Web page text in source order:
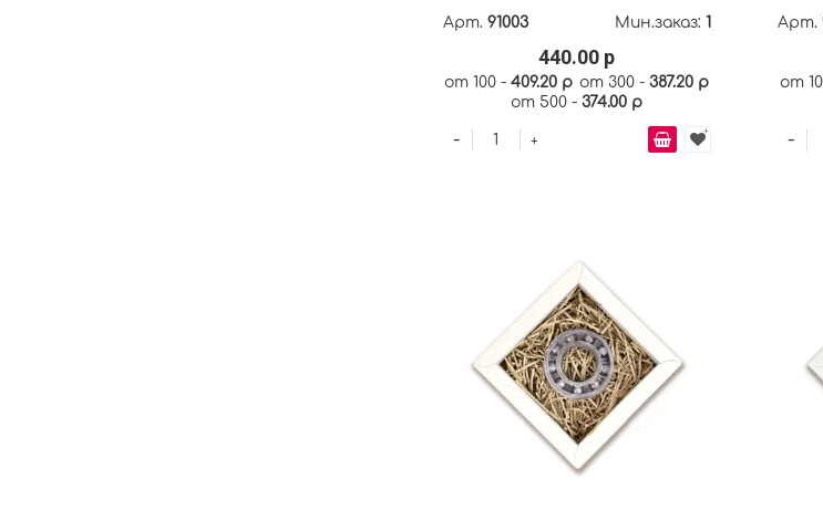
Арт. 91003 Мин.заказ: 1
440.00 р
от 100 -409.20 р от 300 -387.20 р
от 500 -374.00 р
+
-
Арт.
от
-